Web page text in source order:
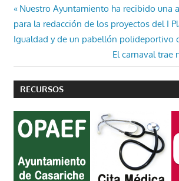
Navegación
de
Entrada
anterior:
Nuestro Ayuntamiento ha recibido una
para la redacción de los proyectos del I
Igualdad y de un pabellón polideportivo
Entrada
siguiente:
El carnaval trae
RECURSOS